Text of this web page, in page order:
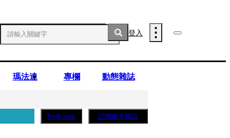
登入
瑪法達 專欄 動態雜誌
Podcasts 訂閱紙本雜誌